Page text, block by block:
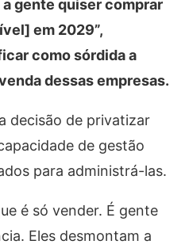
a gente quiser comprar
em 2029”,
como sórdida a
dessas empresas.
decisão de privatizar
de gestão
para administrá-las.
é só vender. É gente
Eles desmontam a